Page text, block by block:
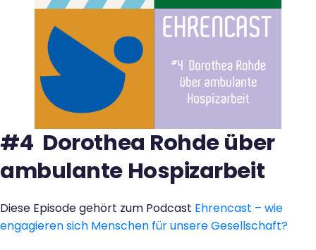
News
Veranstaltungen
#4 Dorothea Rohde über
ambulante Hospizarbeit
Diese Episode gehört zum Podcast Ehrencast – wie
engagieren sich Menschen für unsere Gesellschaft?